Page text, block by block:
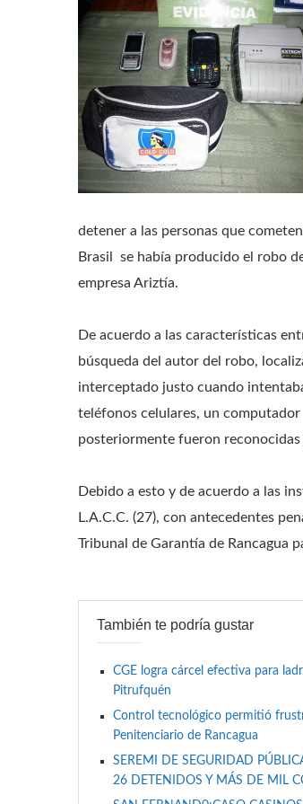
detener a las personas que
Brasil se había producido el robo
empresa Ariztía.
De acuerdo a las características
búsqueda del autor del robo,
interceptado justo cuando
teléfonos celulares, un
posteriormente fueron
Debido a esto y de acuerdo a las
L.A.C.C. (27), con antecedentes
Tribunal de Garantía de Rancagua
También te podría gustar
CGE logra cárcel efectiva para
Pitrufquén
Control tecnológico permitió
Penitenciario de Rancagua
SEREMI DE SEGURIDAD
26 DETENIDOS Y MÁS DE MIL